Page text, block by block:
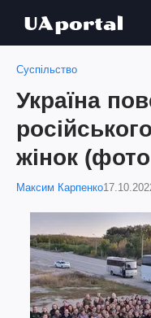
Суспільство
Україна
жінок
Максим Карпенко